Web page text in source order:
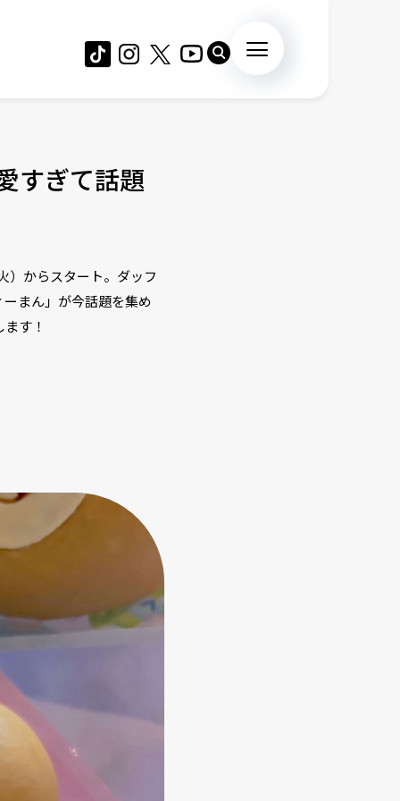
すぎて話題
）からスタート。ダッフ
まん」が今話題を集め
す！